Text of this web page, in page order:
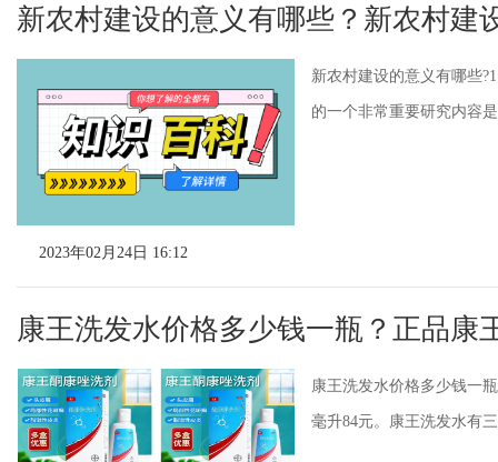
新农村建设的意义有哪些？新农村建
新农村建设的意义有哪些
的一个非常重要研究内容
2023年02月24日 16:12
康王洗发水价格多少钱一瓶？正品康
康王洗发水价格多少钱一
毫升84元。康王洗发水有